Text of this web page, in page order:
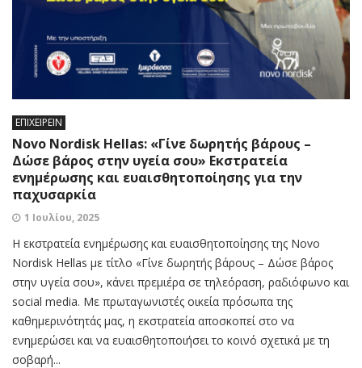
ΕΠΙΧΕΙΡΕΙΝ
Novo Nordisk Hellas: «Γίνε δωρητής βάρους –
Δώσε βάρος στην υγεία σου» Εκστρατεία
ενημέρωσης και ευαισθητοποίησης για την
παχυσαρκία
1 Ιουλίου, 2025
Η εκστρατεία ενημέρωσης και ευαισθητοποίησης της Novo
Nordisk Hellas με τίτλο «Γίνε δωρητής βάρους – Δώσε βάρος
στην υγεία σου», κάνει πρεμιέρα σε τηλεόραση, ραδιόφωνο και
social media. Με πρωταγωνιστές οικεία πρόσωπα της
καθημερινότητάς μας, η εκστρατεία αποσκοπεί στο να
ενημερώσει και να ευαισθητοποιήσει το κοινό σχετικά με τη
σοβαρή...